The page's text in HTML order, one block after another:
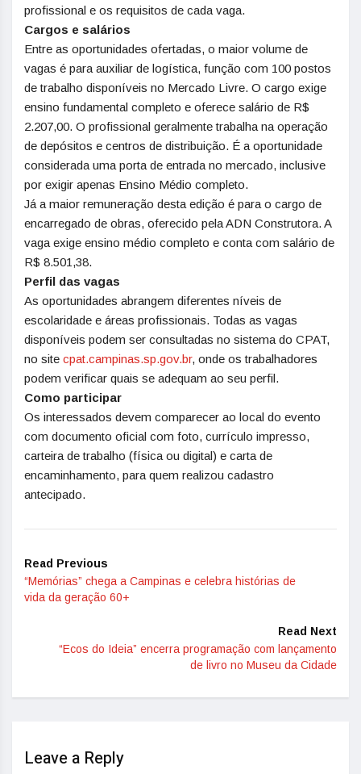
profissional e os requisitos de cada vaga.
Cargos e salários
Entre as oportunidades ofertadas, o maior volume de
vagas é para auxiliar de logística, função com 100 postos
de trabalho disponíveis no Mercado Livre. O cargo exige
ensino fundamental completo e oferece salário de R$
2.207,00. O profissional geralmente trabalha na operação
de depósitos e centros de distribuição. É a oportunidade
considerada uma porta de entrada no mercado, inclusive
por exigir apenas Ensino Médio completo.
Já a maior remuneração desta edição é para o cargo de
encarregado de obras, oferecido pela ADN Construtora. A
vaga exige ensino médio completo e conta com salário de
R$ 8.501,38.
Perfil das vagas
As oportunidades abrangem diferentes níveis de
escolaridade e áreas profissionais. Todas as vagas
disponíveis podem ser consultadas no sistema do CPAT,
no site cpat.campinas.sp.gov.br, onde os trabalhadores
podem verificar quais se adequam ao seu perfil.
Como participar
Os interessados devem comparecer ao local do evento
com documento oficial com foto, currículo impresso,
carteira de trabalho (física ou digital) e carta de
encaminhamento, para quem realizou cadastro
antecipado.
Read Previous
“Memórias” chega a Campinas e celebra histórias de
vida da geração 60+
Read Next
“Ecos do Ideia” encerra programação com lançamento
de livro no Museu da Cidade
Leave a Reply